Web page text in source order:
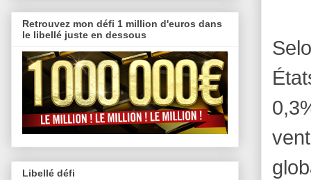
Retrouvez mon défi 1 million d'euros dans
le libellé juste en dessous
Libellé défi